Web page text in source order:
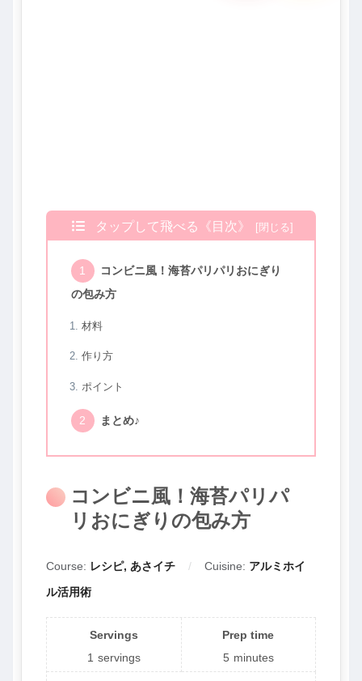
タップして飛べる《目次》
コンビニ風！海苔パリパリおにぎり
の包み方
材料
作り方
ポイント
まとめ♪
コンビニ風！海苔パリパ
リおにぎりの包み方
Course: レシピ, あさイチ Cuisine: アルミホイ
ル活用術
Servings
1 servings
Prep time
5 minutes